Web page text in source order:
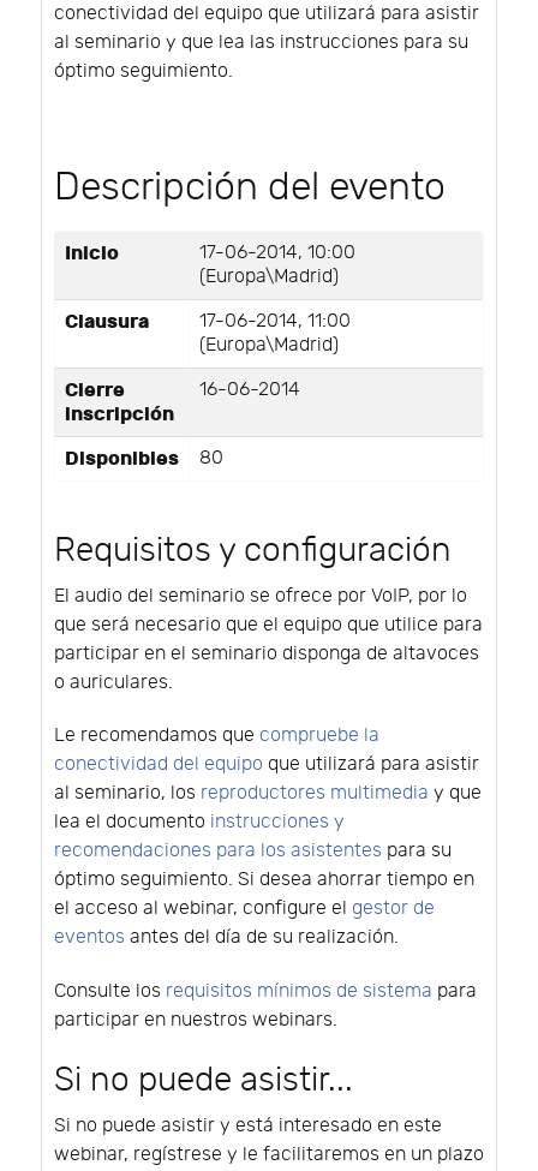
conectividad del equipo que utilizará para asistir
al seminario y que lea las instrucciones para su
óptimo seguimiento.
Descripción del evento
Inicio
17-06-2014, 10:00
(Europa\Madrid)
Clausura
17-06-2014, 11:00
(Europa\Madrid)
Cierre
inscripción
16-06-2014
Disponibles 80
Requisitos y configuración
El audio del seminario se ofrece por VoIP, por lo
que será necesario que el equipo que utilice para
participar en el seminario disponga de altavoces
o auriculares.
Le recomendamos que compruebe la
conectividad del equipo que utilizará para asistir
al seminario, los reproductores multimedia y que
lea el documento instrucciones y
recomendaciones para los asistentes para su
óptimo seguimiento. Si desea ahorrar tiempo en
el acceso al webinar, configure el gestor de
eventos antes del día de su realización.
Consulte los requisitos mínimos de sistema para
participar en nuestros webinars.
Si no puede asistir...
Si no puede asistir y está interesado en este
webinar, regístrese y le facilitaremos en un plazo